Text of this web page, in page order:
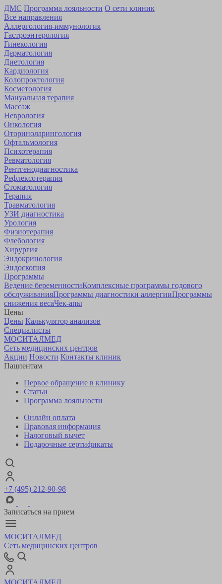
ДМС Программа лояльности О сети клиник
Все направления
Аллергология-иммунология
Гастроэнтерология
Гинекология
Дерматология
Диетология
Кардиология
Коло­проктология
Косметология
Мануальная терапия
Массаж
Неврология
Онкология
Оторино­ларингология
Офтальмология
Психотерапия
Ревматология
Рентгенодиагностика
Рефлексотерапия
Стоматология
Терапия
Травматология
УЗИ диагностика
Урология
Физиотерапия
Флебология
Хирургия
Эндокринология
Эндоскопия
Программы
Ведение беременностиКомплексные программы годового
обслуживанияПрограммы диагностики аллергииПрограммы
снижения весаЧек-апы
Цены
Цены Калькулятор анализов
Специалисты
МОСИТАЛМЕД
Сеть медицинских центров
Акции Новости Контакты клиник
Пациентам
Первое обращение в клинику
Статьи
Программа лояльности
Онлайн оплата
Правовая информация
Налоговый вычет
Подарочные сертификаты
+7 (495) 212-90-98
Записаться на прием
МОСИТАЛМЕД
Сеть медицинских центров
МОСИТАЛМЕД